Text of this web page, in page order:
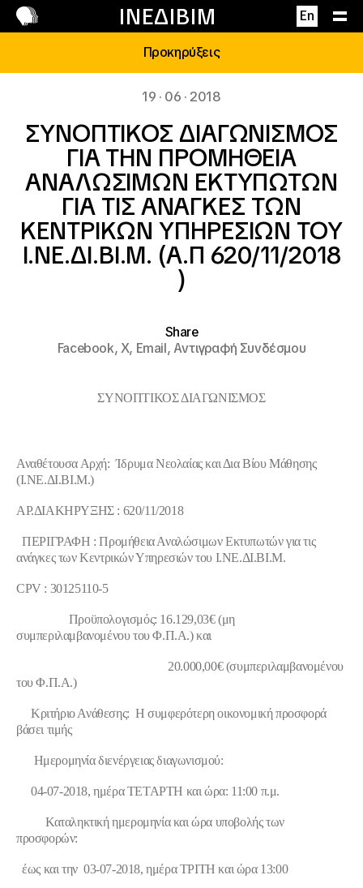
ΙΝΕΔΙΒΙΜ En
Επικοινωνία
Προκηρύξεις
19 · 06 · 2018
ΣΥΝΟΠΤΙΚΟΣ ΔΙΑΓΩΝΙΣΜΟΣ
ΓΙΑ ΤΗΝ ΠΡΟΜΗΘΕΙΑ
ΑΝΑΛΩΣΙΜΩΝ ΕΚΤΥΠΩΤΩΝ
ΓΙΑ ΤΙΣ ΑΝΑΓΚΕΣ ΤΩΝ
ΚΕΝΤΡΙΚΩΝ ΥΠΗΡΕΣΙΩΝ ΤΟΥ
Ι.ΝΕ.ΔΙ.ΒΙ.Μ. (Α.Π 620/11/2018
)
Share
Facebook,X, Email,Αντιγραφή Συνδέσμου
ΣΥΝΟΠΤΙΚΟΣ ΔΙΑΓΩΝΙΣΜΟΣ
Αναθέτουσα Αρχή: Ίδρυμα Νεολαίας και Δια Βίου Μάθησης
(Ι.ΝΕ.ΔΙ.ΒΙ.Μ.)
ΑΡ.ΔΙΑΚΗΡΥΞΗΣ : 620/11/2018
ΠΕΡΙΓΡΑΦΗ : Προμήθεια Αναλώσιμων Εκτυπωτών για τις
ανάγκες των Κεντρικών Υπηρεσιών του Ι.ΝΕ.ΔΙ.ΒΙ.Μ.
CPV : 30125110-5
Προϋπολογισμός: 16.129,03€ (μη
συμπεριλαμβανομένου του Φ.Π.Α.) και
20.000,00€ (συμπεριλαμβανομένου
του Φ.Π.Α.)
Κριτήριο Ανάθεσης: Η συμφερότερη οικονομική προσφορά
βάσει τιμής
Ημερομηνία διενέργειας διαγωνισμού:
04-07-2018, ημέρα ΤΕΤΑΡΤΗ και ώρα: 11:00 π.μ.
Καταληκτική ημερομηνία και ώρα υποβολής των
προσφορών:
έως και την 03-07-2018, ημέρα ΤΡΙΤΗ και ώρα 13:00